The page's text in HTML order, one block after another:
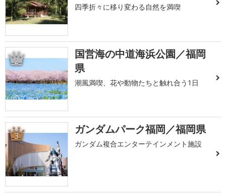
四季折々に移り変わる自然を満喫
2
国営海の中道海浜公園／福岡
県
潮風満喫、花や動物たちと触れ合う1日
3 ガンダムパーク福岡／福岡県
ガンダム複合エンターテインメント施設